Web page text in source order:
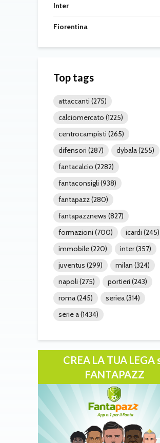
Inter
Fiorentina
Top tags
attaccanti (275)
calciomercato (1225)
centrocampisti (265)
difensori (287) dybala(255)
fantacalcio (2282)
fantaconsigli (938)
fantapazz(280)
fantapazznews (827)
formazioni (700) icardi (245)
immobile(220) inter(357)
juventus (299) milan (324)
napoli (275) portieri (243)
roma(245) seriea(314)
serie a(1434)
CREA LA TUA LEGA
FANTAPAZZ